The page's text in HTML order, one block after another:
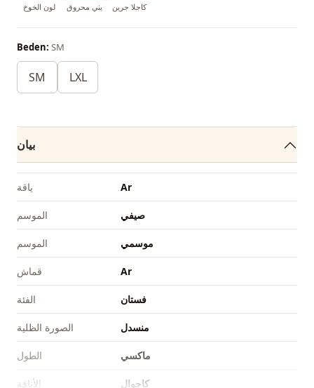
لون الخوخ بني محروق كاجلا جرين
Beden: SM
SM LXL
بيان
ياقة Ar
الموسم صيفي
الموسم موسمي
قماش Ar
الفئة فستان
الصورة الظلية منسدل
الطول ماكسي
الأناقة كاجوال